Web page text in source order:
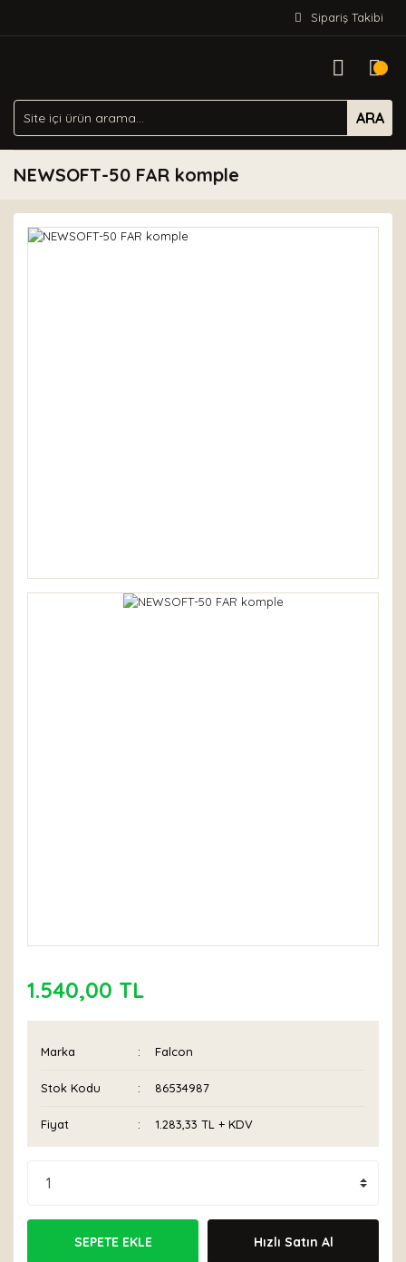
Sipariş Takibi
ARA
NEWSOFT-50 FAR komple
1.540,00 TL
Marka Falcon
Stok Kodu 86534987
Fiyat 1.283,33 TL + KDV
SEPETE EKLE Hızlı Satın Al